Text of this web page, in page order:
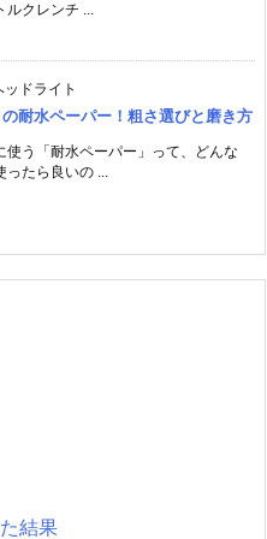
ルクレンチ ...
ッドライト
耐水ペーパー！粗さ選びと磨き方
使う「耐水ペーパー」って、どんな
ったら良いの ...
結果